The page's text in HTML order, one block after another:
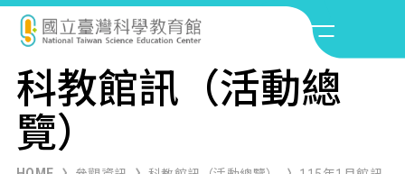
科教館訊（活動總
覽）